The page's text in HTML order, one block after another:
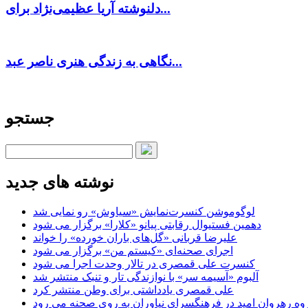
دلنوشته آریا عظیمی‌نژاد برای...
نگاهی به زندگی هنری ناصر عبد...
جستجو
نوشته های جدید
لوگوموشن کنسرت‌نمایش «سیاوش» رو نمایی شد
دهمین فستیوال رقابتی پیانو «کلارا» برگزار می شود
علیرضا قربانی «گل‌های باران خورده» را خواند
اجرای صحنه‌ای «کیستم من» برگزار می شود
کنسرت علی قمصری در تالار وحدت اجرا می شود
آلبوم «آسیمه سر» با نوازندگی تار و تنبک منتشر شد
علی قمصری یادداشتی برای وطن منتشر کرد
رهروان امید در فرهنگسرای نیاوران به روی صحنه می رود